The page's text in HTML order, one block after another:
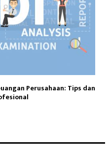
Perusahaan: Tips dan